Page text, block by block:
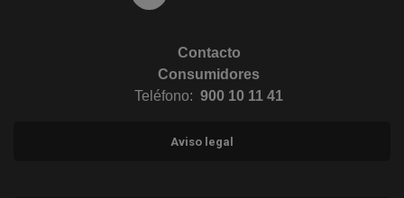
Contacto
Consumidores
Teléfono: 900 10 11 41
Aviso legal